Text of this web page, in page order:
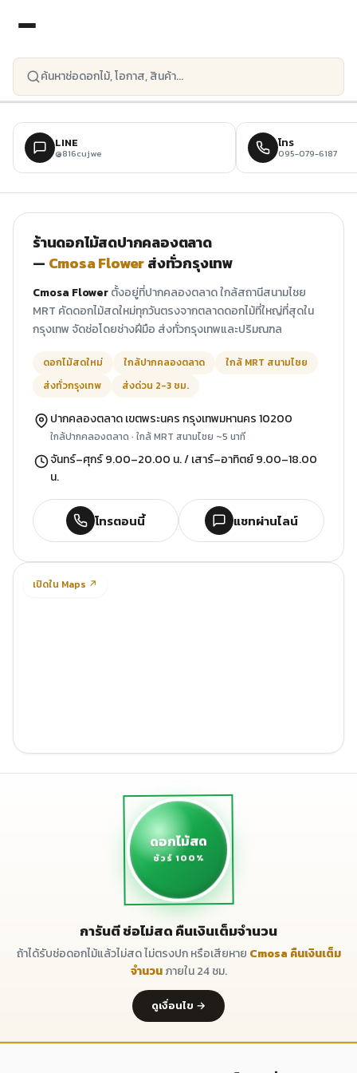
LINE
@816cujwe
โทร
095-079-6187
ร้านดอกไม้สดปากคลองตลาด
— Cmosa Flowerส่งทั่วกรุงเทพ
Cmosa Flowerตั้งอยู่ที่ปากคลองตลาด ใกล้สถานีสนามไชย
MRT คัดดอกไม้สดใหม่ทุกวันตรงจากตลาดดอกไม้ที่ใหญ่ที่สุดใน
กรุงเทพ จัดช่อโดยช่างฝีมือ ส่งทั่วกรุงเทพและปริมณฑล
ดอกไม้สดใหม่ ใกล้ปากคลองตลาด
ใกล้ MRT สนามไชย
ส่งทั่วกรุงเทพ
ส่งด่วน 2-3 ชม.
ปากคลองตลาด เขตพระนคร กรุงเทพมหานคร 10200
ใกล้ปากคลองตลาด · ใกล้ MRT สนามไชย ~5 นาที
จันทร์–ศุกร์ 9.00–20.00 น. / เสาร์–อาทิตย์ 9.00–18.00
น.
โทรตอนนี้ แชทผ่านไลน์
เปิดใน Maps ↗
ดอกไม้สด
ชัวร์ 100%
การันตี ช่อไม่สด คืนเงินเต็มจำนวน
ถ้าได้รับช่อดอกไม้แล้วไม่สด ไม่ตรงปก หรือเสียหาย Cmosa คืนเงินเต็ม
จำนวนภายใน 24 ชม.
ดูเงื่อนไข →